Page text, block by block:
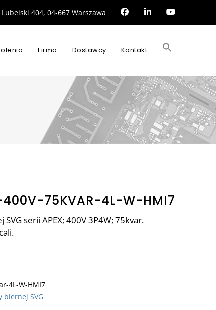
404, 04-667 Warszawa
Firma Dostawcy Kontakt
400V-75KVAR-4L-W-HMI7
serii APEX; 400V 3P4W; 75kvar.
4L-W-HMI7
biernej SVG